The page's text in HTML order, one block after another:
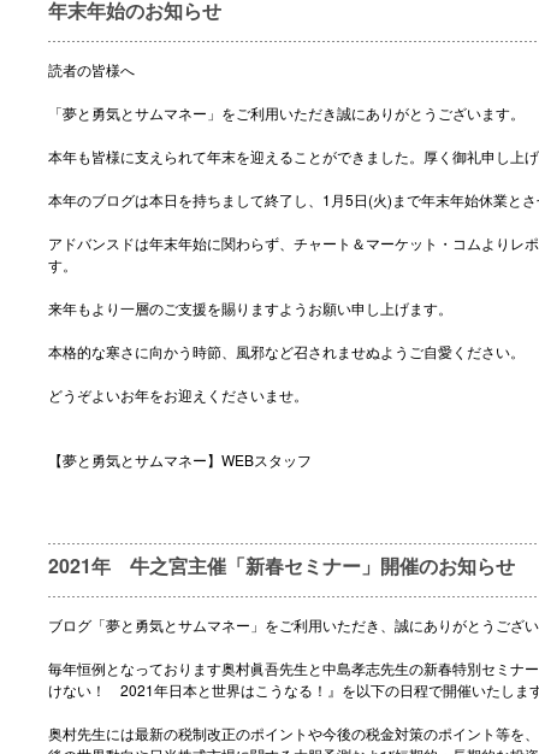
年末年始のお知らせ
読者の皆様へ
「夢と勇気とサムマネー」をご利用いただき誠にありがとうございます。
本年も皆様に支えられて年末を迎えることができました。厚く御礼申し上
本年のブログは本日を持ちまして終了し、1月5日(火)まで年末年始休業と
アドバンスドは年末年始に関わらず、チャート＆マーケット・コムよりレ
す。
来年もより一層のご支援を賜りますようお願い申し上げます。
本格的な寒さに向かう時節、風邪など召されませぬようご自愛ください。
どうぞよいお年をお迎えくださいませ。
【夢と勇気とサムマネー】WEBスタッフ
2021年 牛之宮主催「新春セミナー」開催のお知らせ
ブログ「夢と勇気とサムマネー」をご利用いただき、誠にありがとうござ
毎年恒例となっております奥村眞吾先生と中島孝志先生の新春特別セミナ
けない！ 2021年日本と世界はこうなる！』を以下の日程で開催いたしま
奥村先生には最新の税制改正のポイントや今後の税金対策のポイント等を